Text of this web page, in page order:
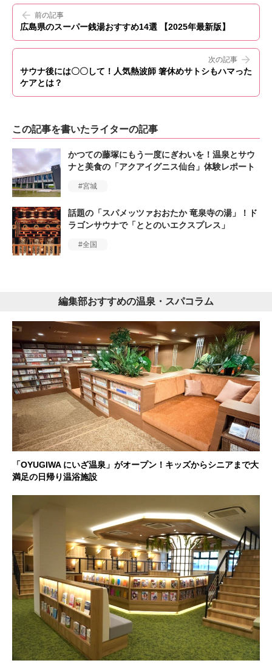
前の記事
広島県のスーパー銭湯おすすめ14選 【2025年最新版】
次の記事
サウナ後には〇〇して！人気熱波師 箸休めサトシもハマった
ケアとは？
この記事を書いたライターの記事
かつての藤塚にもう一度にぎわいを！温泉とサウ
ナと美食の「アクアイグニス仙台」体験レポート
宮城
話題の「スパメッツァおおたか 竜泉寺の湯」！ド
ラゴンサウナで「ととのいエクスプレス」
全国
編集部おすすめの温泉・スパコラム
「OYUGIWA にいざ温泉」がオープン！キッズからシニアまで大
満足の日帰り温浴施設